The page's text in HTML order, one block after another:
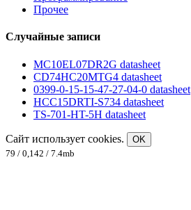
Прочее
Случайные записи
MC10EL07DR2G datasheet
CD74HC20MTG4 datasheet
0399-0-15-15-47-27-04-0 datasheet
HCC15DRTI-S734 datasheet
TS-701-HT-5H datasheet
Сайт использует cookies.
OK
79 / 0,142 / 7.4mb